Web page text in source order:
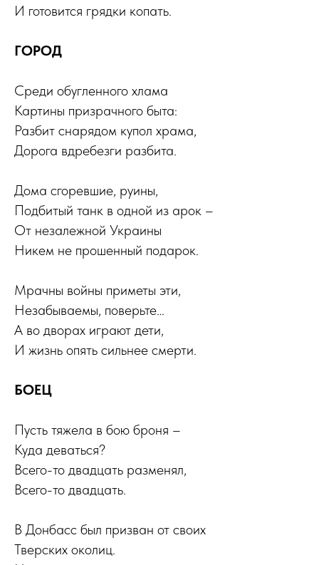
И готовится грядки копать.
ГОРОД
Среди обугленного хлама
Картины призрачного быта:
Разбит снарядом купол храма,
Дорога вдребезги разбита.
Дома сгоревшие, руины,
Подбитый танк в одной из арок –
От незалежной Украины
Никем не прошенный подарок.
Мрачны войны приметы эти,
Незабываемы, поверьте…
А во дворах играют дети,
И жизнь опять сильнее смерти.
БОЕЦ
Пусть тяжела в бою броня –
Куда деваться?
Всего-то двадцать разменял,
Всего-то двадцать.
В Донбасс был призван от своих
Тверских околиц.